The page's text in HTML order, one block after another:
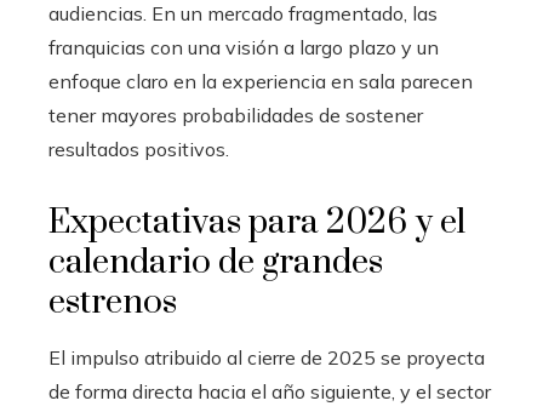
audiencias. En un mercado fragmentado, las
franquicias con una visión a largo plazo y un
enfoque claro en la experiencia en sala parecen
tener mayores probabilidades de sostener
resultados positivos.
Expectativas para 2026 y el
calendario de grandes
estrenos
El impulso atribuido al cierre de 2025 se proyecta
de forma directa hacia el año siguiente, y el sector